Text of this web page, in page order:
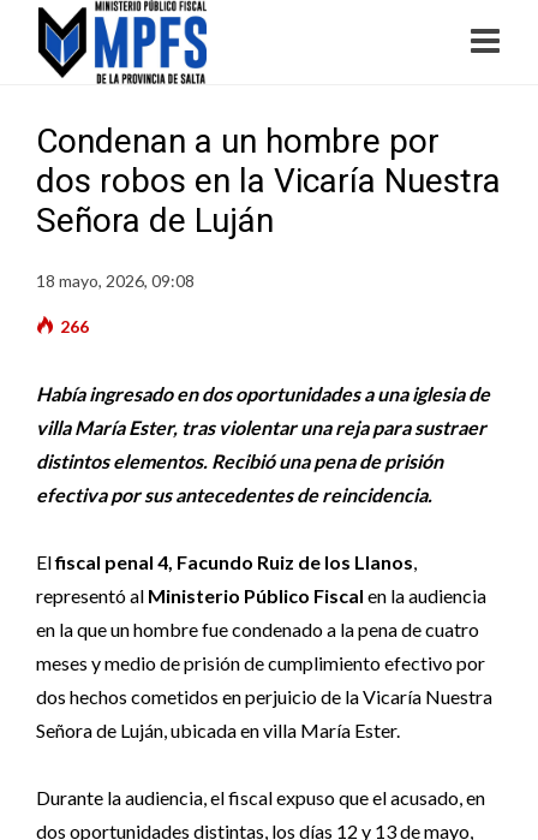
Condenan a un hombre por
dos robos en la Vicaría Nuestra
Señora de Luján
18 mayo, 2026, 09:08
266
Había ingresado en dos oportunidades a una iglesia de
villa María Ester, tras violentar una reja para sustraer
distintos elementos. Recibió una pena de prisión
efectiva por sus antecedentes de reincidencia.
Elfiscal penal 4, Facundo Ruiz de los Llanos,
representó al Ministerio Público Fiscal en la audiencia
en la que un hombre fue condenado a la pena de cuatro
meses y medio de prisión de cumplimiento efectivo por
dos hechos cometidos en perjuicio de la Vicaría Nuestra
Señora de Luján, ubicada en villa María Ester.
Durante la audiencia, el fiscal expuso que el acusado, en
dos oportunidades distintas, los días 12 y 13 de mayo,